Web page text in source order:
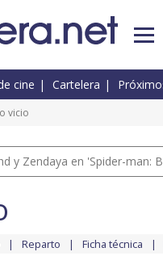
cine Cartelera
vicio
y Zendaya en 'Spider-man:
Reparto Ficha técnica